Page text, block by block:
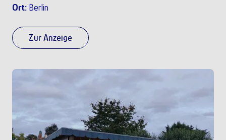
Ort: Berlin
Zur Anzeige